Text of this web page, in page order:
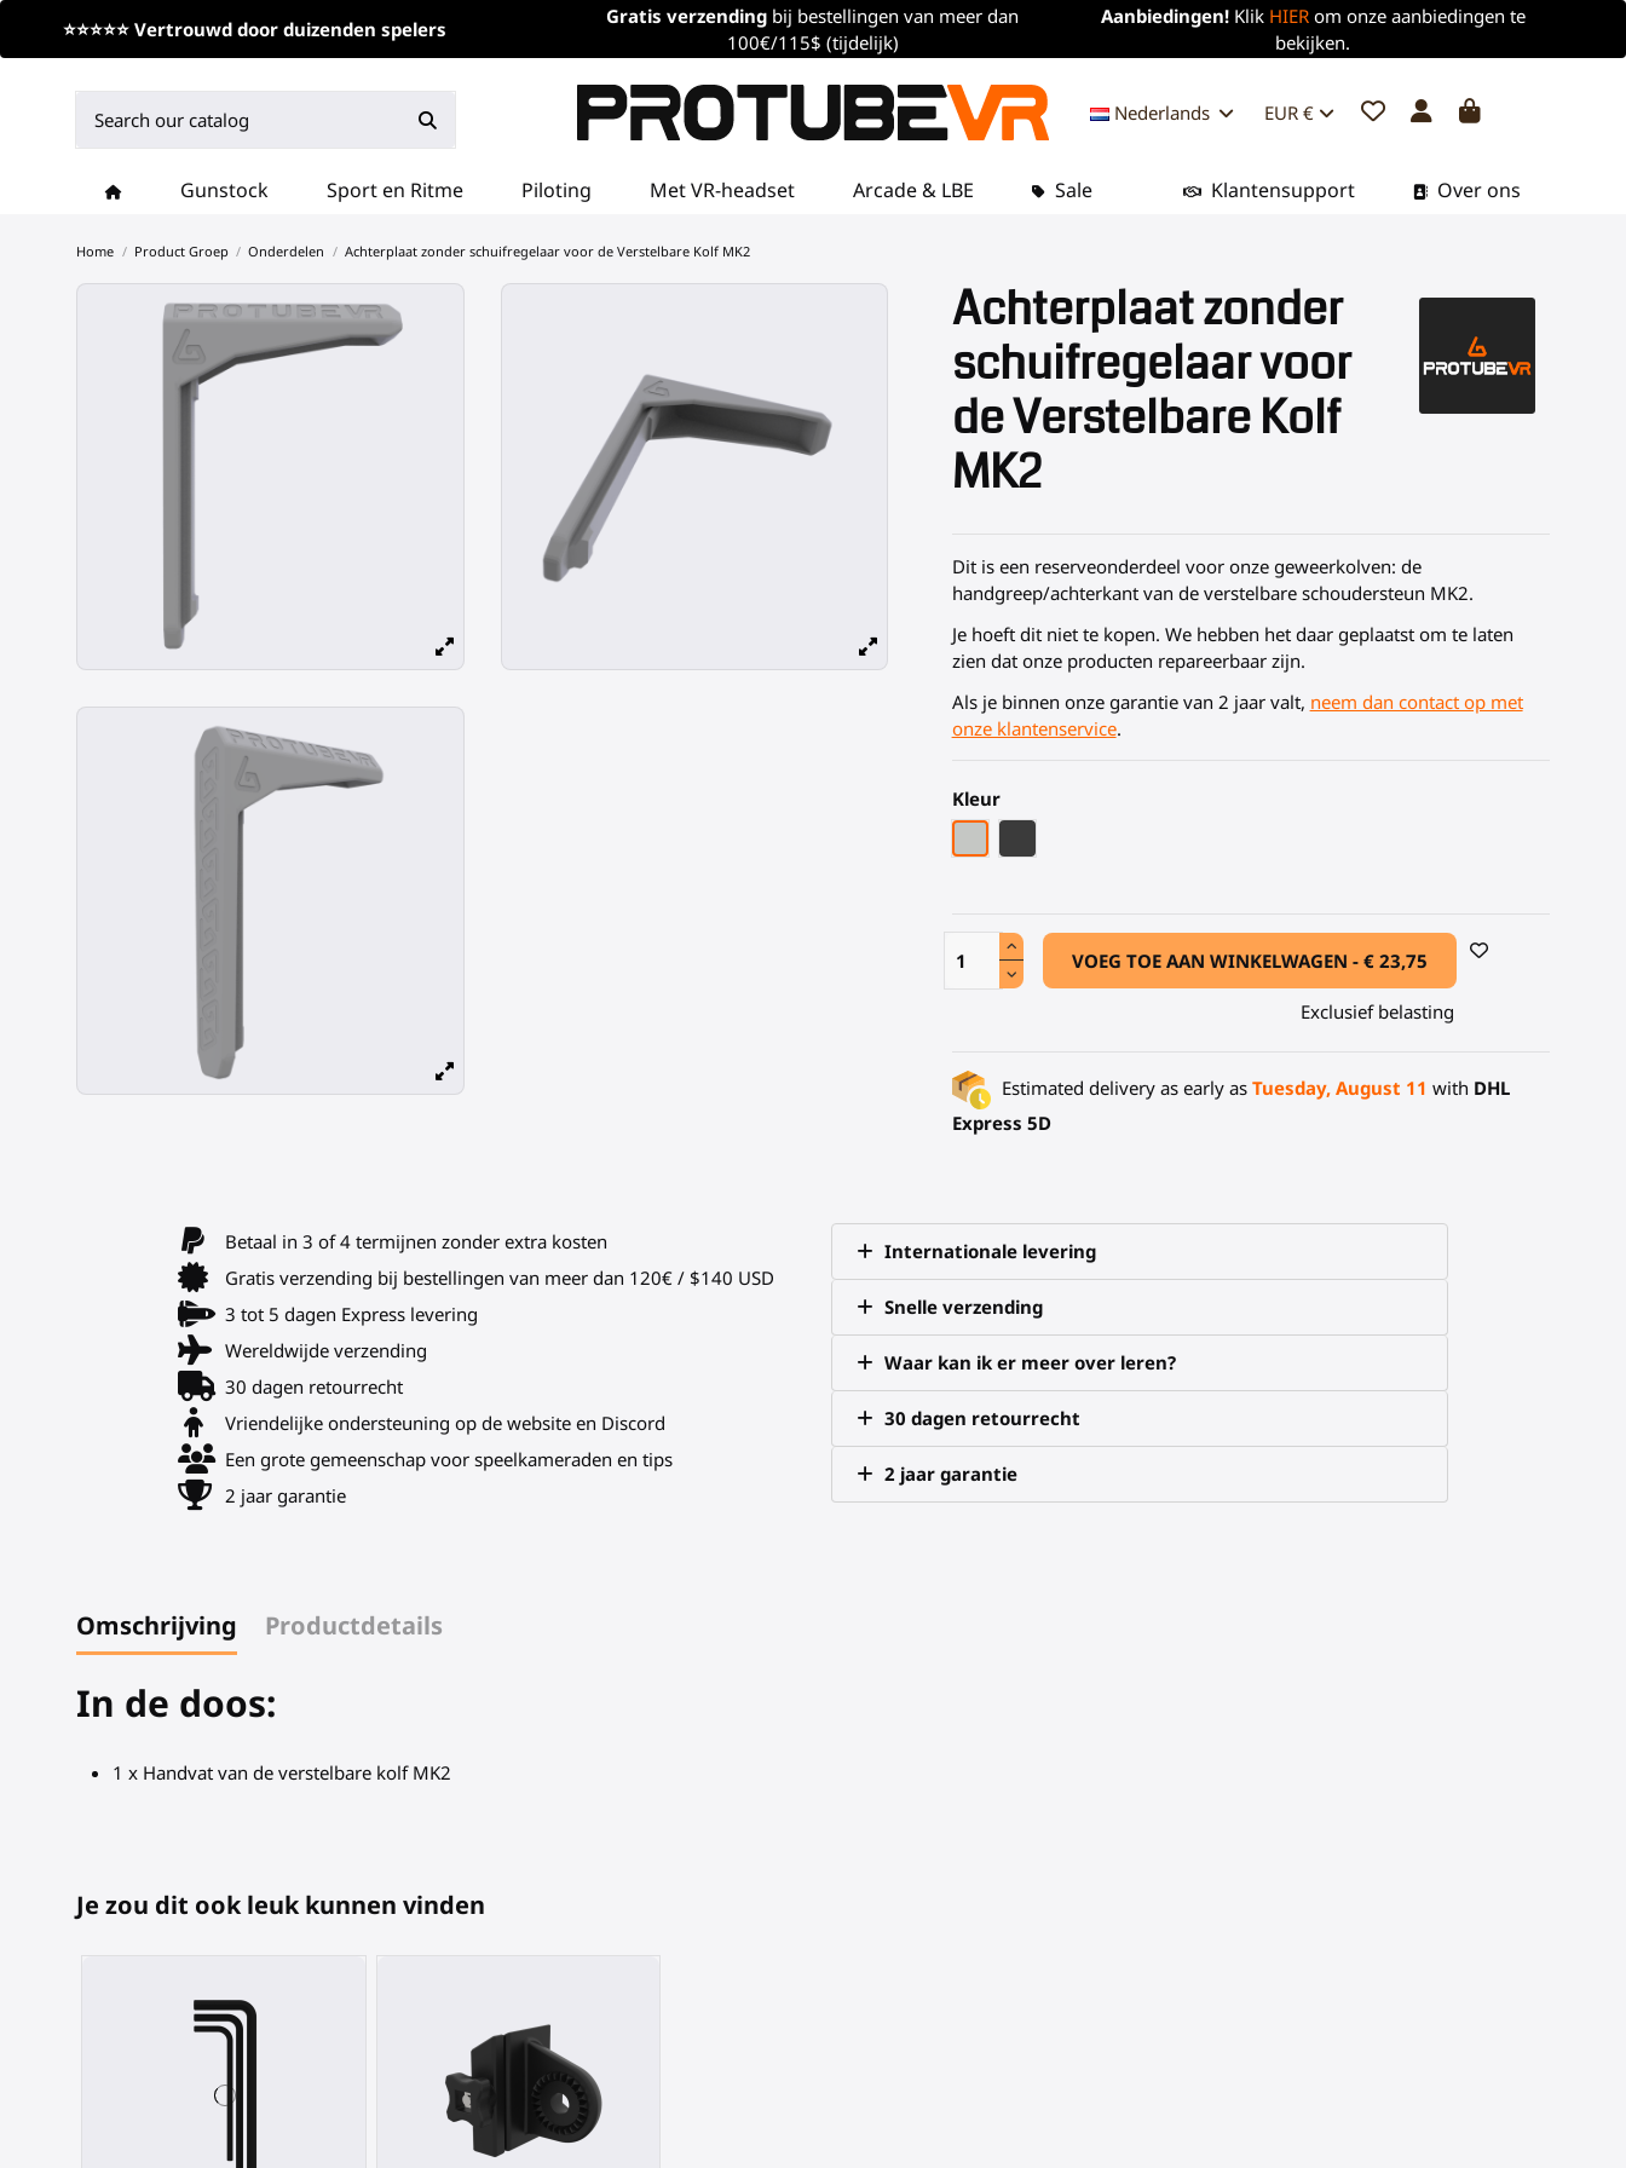
⭐⭐⭐⭐⭐ Vertrouwd door duizenden spelers
Gratis verzending bij bestellingen van meer dan
100€/115$ (tijdelijk)
Aanbiedingen!Klik HIER om onze aanbiedingen te
bekijken.
EUR €
Nederlands
Gunstock Sport en Ritme Piloting Met VR-headset Arcade & LBE Sale Over ons
Klantensupport
Home Product Groep Onderdelen Achterplaat zonder schuifregelaar voor de Verstelbare Kolf MK2
Achterplaat zonder
schuifregelaar voor
de Verstelbare Kolf
MK2
Dit is een reserveonderdeel voor onze geweerkolven: de
handgreep/achterkant van de verstelbare schoudersteun MK2.
Je hoeft dit niet te kopen. We hebben het daar geplaatst om te laten
zien dat onze producten repareerbaar zijn.
Als je binnen onze garantie van 2 jaar valt, neem dan contact op met
onze klantenservice.
Kleur
VOEG TOE AAN WINKELWAGEN -€ 23,75
Exclusief belasting
Estimated delivery as early as Tuesday, August 11 with DHL
Express 5D
Betaal in 3 of 4 termijnen zonder extra kosten
Gratis verzending bij bestellingen van meer dan 120€ / $140 USD
3 tot 5 dagen Express levering
Wereldwijde verzending
30 dagen retourrecht
Vriendelijke ondersteuning op de website en Discord
Een grote gemeenschap voor speelkameraden en tips
2 jaar garantie
Internationale levering
Snelle verzending
Waar kan ik er meer over leren?
30 dagen retourrecht
2 jaar garantie
Omschrijving Productdetails
In de doos:
1 x Handvat van de verstelbare kolf MK2
Je zou dit ook leuk kunnen vinden